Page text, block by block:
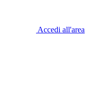
Accedi all'area